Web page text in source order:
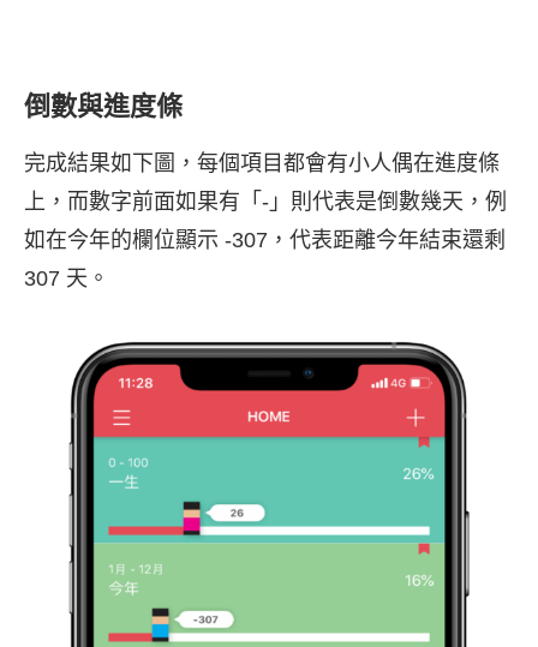
倒數與進度條
完成結果如下圖，每個項目都會有小人偶在進度條
上，而數字前面如果有「-」則代表是倒數幾天，例
如在今年的欄位顯示 -307，代表距離今年結束還剩
307 天。